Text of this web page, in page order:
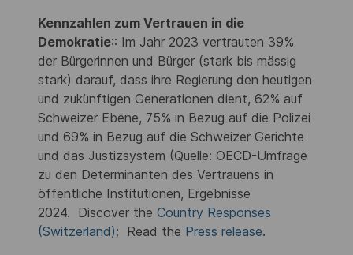
Kennzahlen zum Vertrauen in die
Demokratie:: Im Jahr 2023 vertrauten 39%
der Bürgerinnen und Bürger (stark bis mässig
stark) darauf, dass ihre Regierung den heutigen
und zukünftigen Generationen dient, 62% auf
Schweizer Ebene, 75% in Bezug auf die Polizei
und 69% in Bezug auf die Schweizer Gerichte
und das Justizsystem (Quelle: OECD-Umfrage
zu den Determinanten des Vertrauens in
öffentliche Institutionen, Ergebnisse
2024. Discover the Country Responses
(Switzerland); Read the Press release.